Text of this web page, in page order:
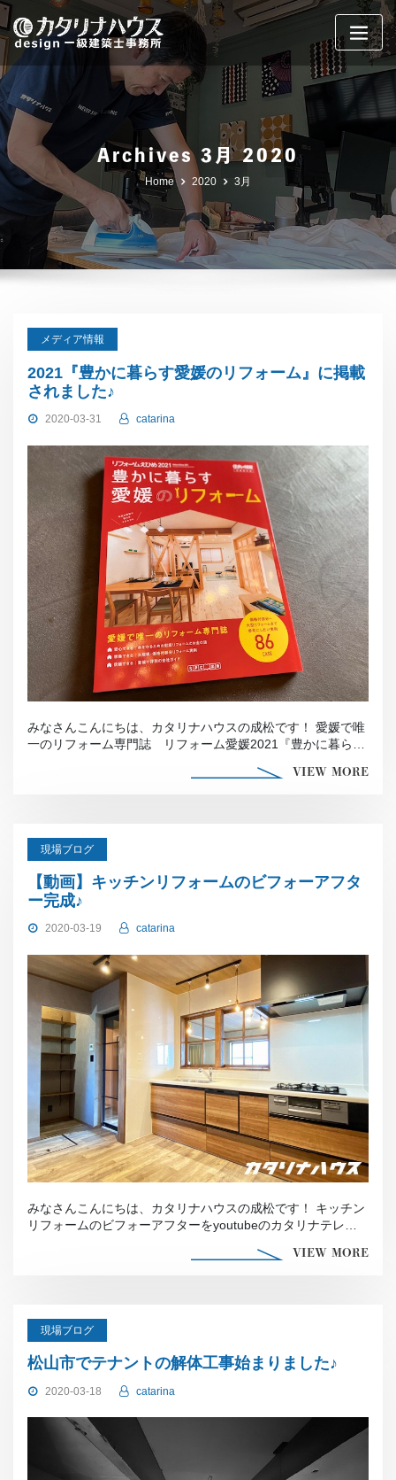
Skip
to
content
Archives 3月 2020
Home 2020 3月
メディア情報
2021『豊かに暮らす愛媛のリフォーム』に掲載
されました♪
2020-03-31 catarina
みなさんこんにちは、カタリナハウスの成松です！ 愛媛で唯
一のリフォーム専門誌 リフォーム愛媛2021『豊かに暮らす
VIEW MORE
現場ブログ
【動画】キッチンリフォームのビフォーアフタ
ー完成♪
2020-03-19 catarina
みなさんこんにちは、カタリナハウスの成松です！ キッチン
リフォームのビフォーアフターをyoutubeのカタリナテレビ
VIEW MORE
現場ブログ
松山市でテナントの解体工事始まりました♪
2020-03-18 catarina